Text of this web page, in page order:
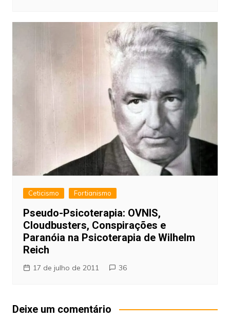
Ceticismo Fortianismo
Pseudo-Psicoterapia: OVNIS,
Cloudbusters, Conspirações e
Paranóia na Psicoterapia de Wilhelm
Reich
17 de julho de 2011 36
Deixe um comentário